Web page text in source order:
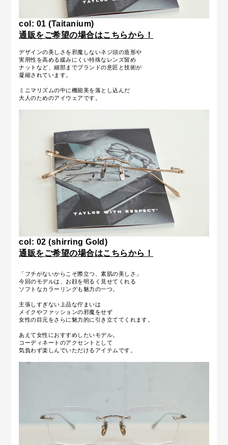
col: 01 (Taitanium)
通販をご希望の場合はこちらから！
デザインの美しさを邪魔しないネジ頭の造形や
実用性を高める緩みにくい特殊なレンズ留め
ナットなど、細部までブランドの意匠と技術が
凝縮されています。
ミニマリズムの中に機能美を落とし込んだ
大人のためのアイウェアです。
col: 02 (shirring Gold)
通販をご希望の場合はこちらから！
「フチがないからこそ際立つ、素肌の美しさ」
今回のモデルは、お顔を明るく見せてくれる
ソフトなカラーリングも魅力の一つ。
主張しすぎない上品な佇まいは
メイクやファッションの邪魔をせず
女性の目元をさらに魅力的に引き立ててくれます。
あえて女性におすすめしたいモデル。
コーディネートのアクセントとして
気負わず楽しんでいただけるアイテムです。